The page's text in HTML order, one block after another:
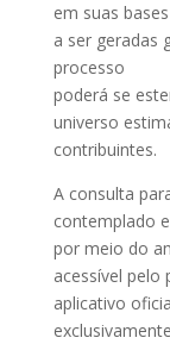
em suas
a ser geradas
processo
poderá se
universo
contribuintes.
A consulta
contemplado
por meio do
acessível pelo
aplicativo